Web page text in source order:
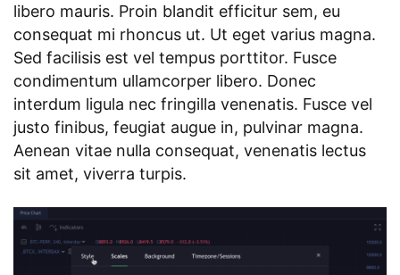
libero mauris. Proin blandit efficitur sem, eu
consequat mi rhoncus ut. Ut eget varius magna.
Sed facilisis est vel tempus porttitor. Fusce
condimentum ullamcorper libero. Donec
interdum ligula nec fringilla venenatis. Fusce vel
justo finibus, feugiat augue in, pulvinar magna.
Aenean vitae nulla consequat, venenatis lectus
sit amet, viverra turpis.